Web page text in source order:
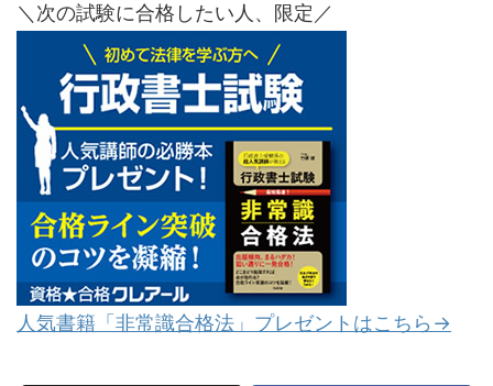
＼次の試験に合格したい人、限定／
人気書籍「非常識合格法」プレゼントはこちら→